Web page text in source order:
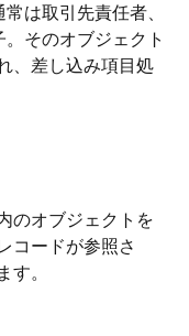
は取引先責任者、
そのオブジェクト
、差し込み項目処
のオブジェクトを
コードが参照さ
。